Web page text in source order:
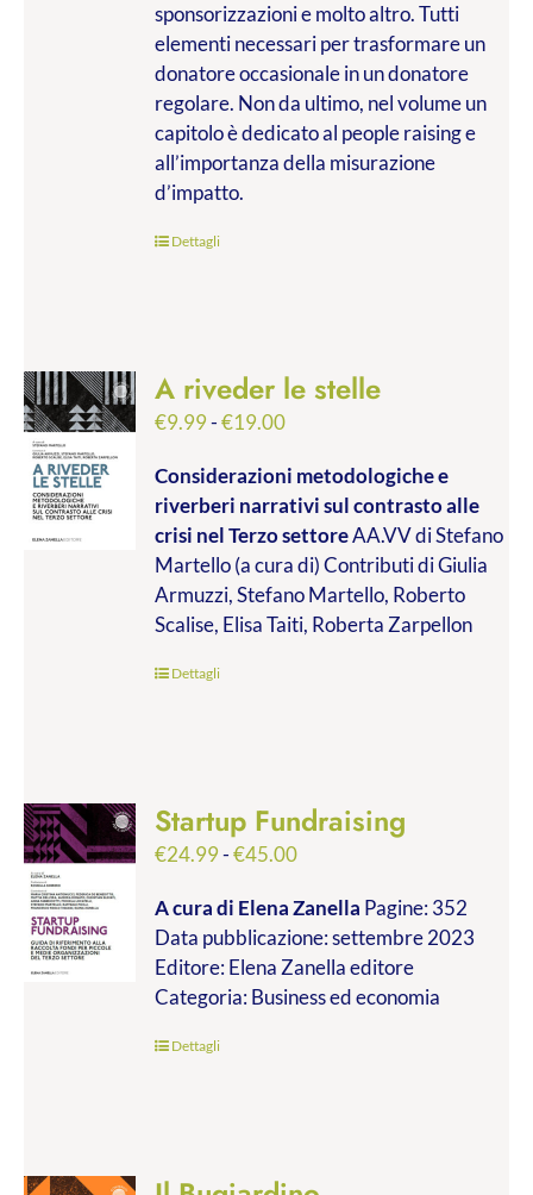
sponsorizzazioni e molto altro. Tutti
elementi necessari per trasformare un
donatore occasionale in un donatore
regolare. Non da ultimo, nel volume un
capitolo è dedicato al people raising e
all’importanza della misurazione
d’impatto.
Dettagli
A riveder le stelle
€9.99-€19.00Fascia
prezzo:
da
€9.99
a
€19.00
Considerazioni metodologiche e
riverberi narrativi sul contrasto alle
crisi nel Terzo settoreAA.VV di Stefano
Martello (a cura di) Contributi di Giulia
Armuzzi, Stefano Martello, Roberto
Scalise, Elisa Taiti, Roberta Zarpellon
Dettagli
Startup Fundraising
€24.99-€45.00Fascia
prezzo:
da
€24.99
a
A cura di Elena Zanella Pagine: 352
Data pubblicazione: settembre 2023
Editore: Elena Zanella editore
Categoria: Business ed economia
Dettagli